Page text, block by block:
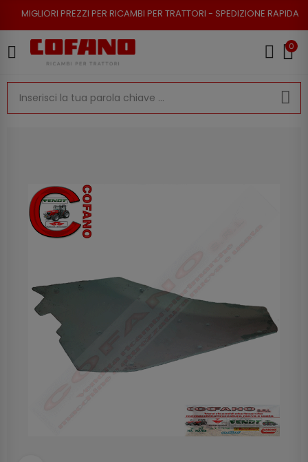
PER RICAMBI PER TRATTORI - SPEDIZIONE RAPIDA - RESO
0